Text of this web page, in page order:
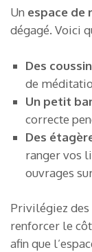
Un espace de
dégagé. Voici
Des
de
Un petit
correcte
Des
ranger vos
ouvrages
Privilégiez
renforcer le
afin que